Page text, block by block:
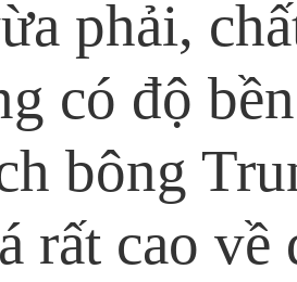
phải,
có độ
bông
rất cao